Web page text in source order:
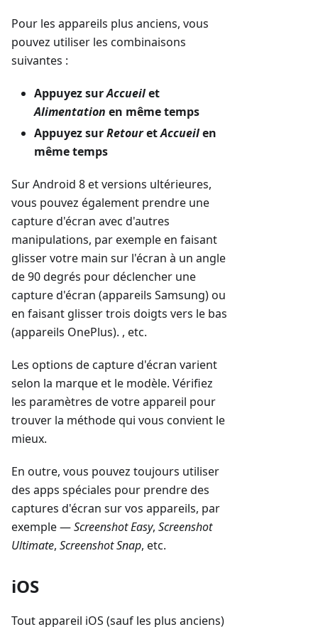
Pour les appareils plus anciens, vous
pouvez utiliser les combinaisons
suivantes :
Appuyez surAccueilet
Alimentation en même temps
Appuyez surRetouretAccueilen
même temps
Sur Android 8 et versions ultérieures,
vous pouvez également prendre une
capture d'écran avec d'autres
manipulations, par exemple en faisant
glisser votre main sur l'écran à un angle
de 90 degrés pour déclencher une
capture d'écran (appareils Samsung) ou
en faisant glisser trois doigts vers le bas
(appareils OnePlus). , etc.
Les options de capture d'écran varient
selon la marque et le modèle. Vérifiez
les paramètres de votre appareil pour
trouver la méthode qui vous convient le
mieux.
En outre, vous pouvez toujours utiliser
des apps spéciales pour prendre des
captures d'écran sur vos appareils, par
exemple —Screenshot Easy, Screenshot
Ultimate, Screenshot Snap, etc.
iOS
Tout appareil iOS (sauf les plus anciens)